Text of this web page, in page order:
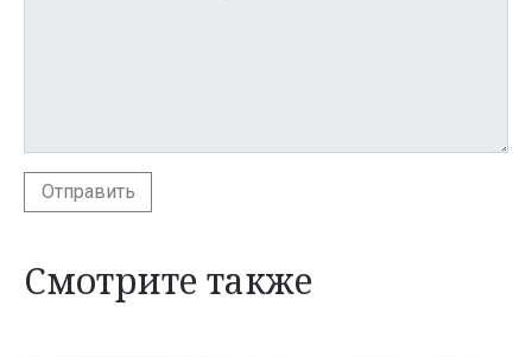
Отправить
Смотрите также